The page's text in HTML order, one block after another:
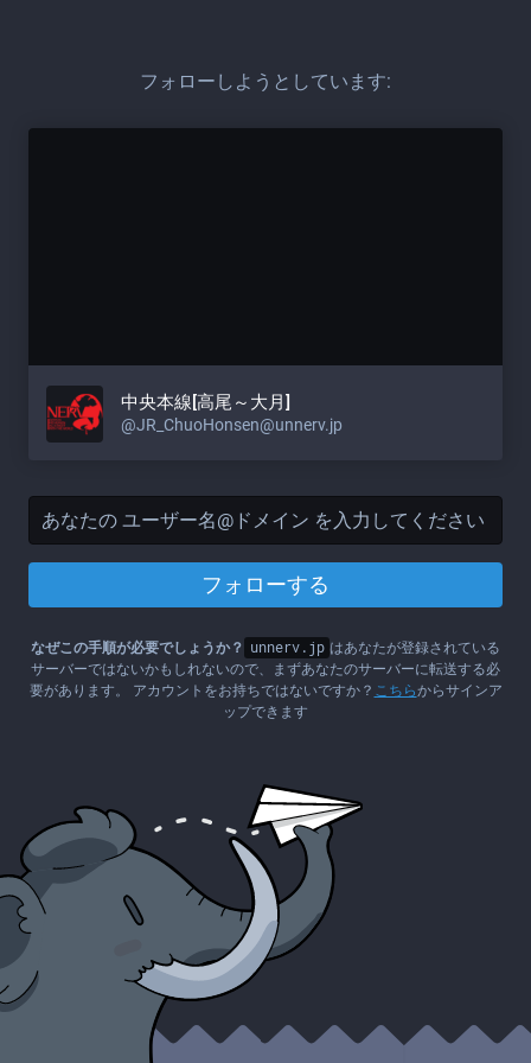
フォローしようとしています:
中央本線[高尾～大月]
@JR_ChuoHonsen@unnerv.jp
フォローする
なぜこの手順が必要でしょうか？ unnerv.jp はあなたが登録されている
サーバーではないかもしれないので、まずあなたのサーバーに転送する必
要があります。 アカウントをお持ちではないですか？ こちらからサインア
ップできます